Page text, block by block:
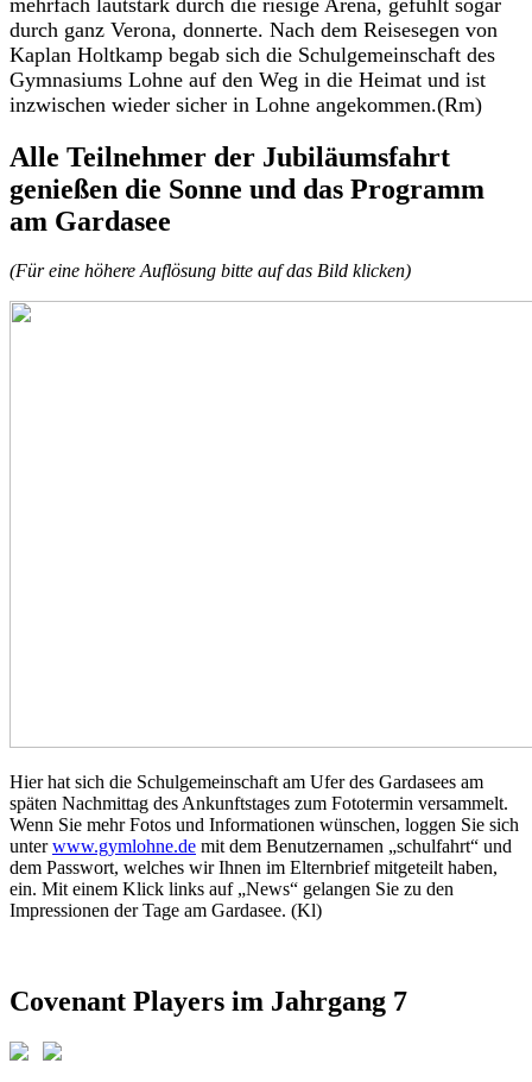
durch ganz Verona, donnerte. Nach dem Reisesegen von
Kaplan Holtkamp begab sich die Schulgemeinschaft des
Gymnasiums Lohne auf den Weg in die Heimat und ist
inzwischen wieder sicher in Lohne angekommen.(Rm)
Alle Teilnehmer der Jubiläumsfahrt
genießen die Sonne und das Programm
am Gardasee
(Für eine höhere Auflösung bitte auf das Bild klicken)
Hier hat sich die Schulgemeinschaft am Ufer des Gardasees am
späten Nachmittag des Ankunftstages zum Fototermin versammelt.
Wenn Sie mehr Fotos und Informationen wünschen, loggen Sie sich
unterwww.gymlohne.de mit dem Benutzernamen „schulfahrt“ und
dem Passwort, welches wir Ihnen im Elternbrief mitgeteilt haben,
ein. Mit einem Klick links auf „News“ gelangen Sie zu den
Impressionen der Tage am Gardasee. (Kl)
Covenant Players im Jahrgang 7